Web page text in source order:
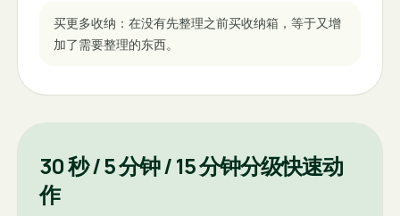
买更多收纳：在没有先整理之前买收纳箱，等于又增
加了需要整理的东西。
30 秒 / 5 分钟 / 15 分钟分级快速动
作